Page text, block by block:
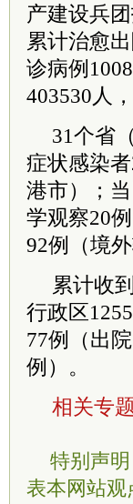
产建设兵
累计治愈
诊病例
403530人
31个省
症状感染
港市）；
学观察20
92例（境
累计收
行政区
77例（出
例）。
相关专题
特别声
表本网站观